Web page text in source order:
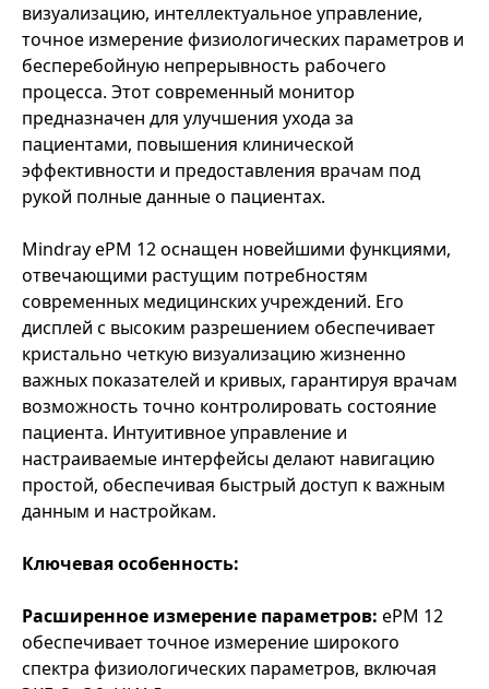
визуализацию, интеллектуальное управление,
точное измерение физиологических параметров и
бесперебойную непрерывность рабочего
процесса. Этот современный монитор
предназначен для улучшения ухода за
пациентами, повышения клинической
эффективности и предоставления врачам под
рукой полные данные о пациентах.
Mindray ePM 12 оснащен новейшими функциями,
отвечающими растущим потребностям
современных медицинских учреждений. Его
дисплей с высоким разрешением обеспечивает
кристально четкую визуализацию жизненно
важных показателей и кривых, гарантируя врачам
возможность точно контролировать состояние
пациента. Интуитивное управление и
настраиваемые интерфейсы делают навигацию
простой, обеспечивая быстрый доступ к важным
данным и настройкам.
Ключевая особенность:
Расширенное измерение параметров: ePM 12
обеспечивает точное измерение широкого
спектра физиологических параметров, включая